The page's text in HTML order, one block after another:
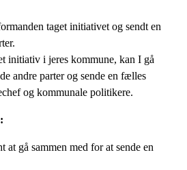
taget initiativet og sendt en
initiativ i jeres kommune, kan I gå
andre parter og sende en fælles
og kommunale politikere.
at gå sammen med for at sende en